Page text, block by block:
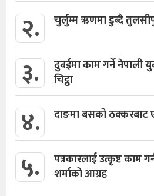
२. चुर्लुम्म ऋणमा डुब्दै
३.
दुबईमा काम गर्ने नेपाली
चिट्ठा
४. दाङमा बसको
५.
पत्रकारलाई उत्कृष्ट काम
शर्माको आग्रह